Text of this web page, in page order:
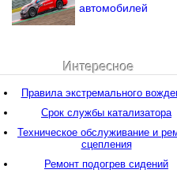
автомобилей
Интересное
Правила экстремального
Срок службы катализатора
Техническое обслуживание и
сцепления
Ремонт подогрев сидений